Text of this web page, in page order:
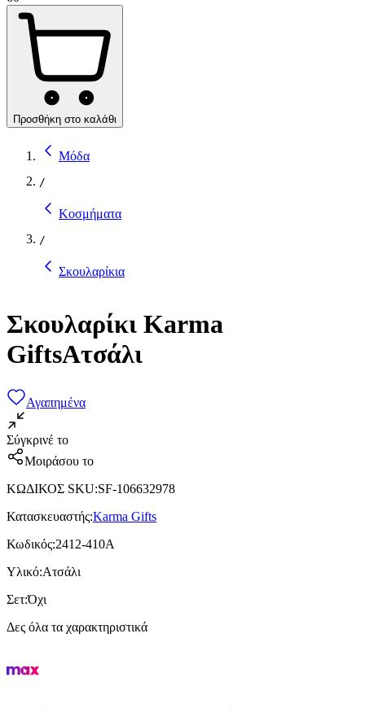
Προσθήκη στο καλάθι
Μόδα
/
Κοσμήματα
/
Σκουλαρίκια
Σκουλαρίκι Karma
GiftsΑτσάλι
Αγαπημένα
Σύγκρινέ το
Μοιράσου το
ΚΩΔΙΚΟΣ SKU:SF-106632978
Κατασκευαστής:Karma Gifts
Κωδικός:2412-410A
Υλικό:Ατσάλι
Σετ:Όχι
Δες όλα τα χαρακτηριστικά